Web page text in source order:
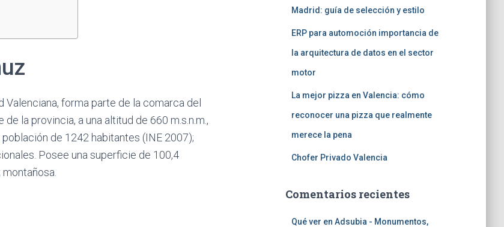
forma parte de la comarca del
la provincia, a una altitud de 660 m.s.n.m.,
de 1242 habitantes (INE 2007);
Posee una superficie de 100,4
Madrid: guía de selección y estilo
ERP para automoción importancia de
la arquitectura de datos en el sector
motor
La mejor pizza en Valencia: cómo
reconocer una pizza que realmente
merece la pena
Chofer Privado Valencia
Comentarios recientes
Qué ver en Adsubia - Monumentos,